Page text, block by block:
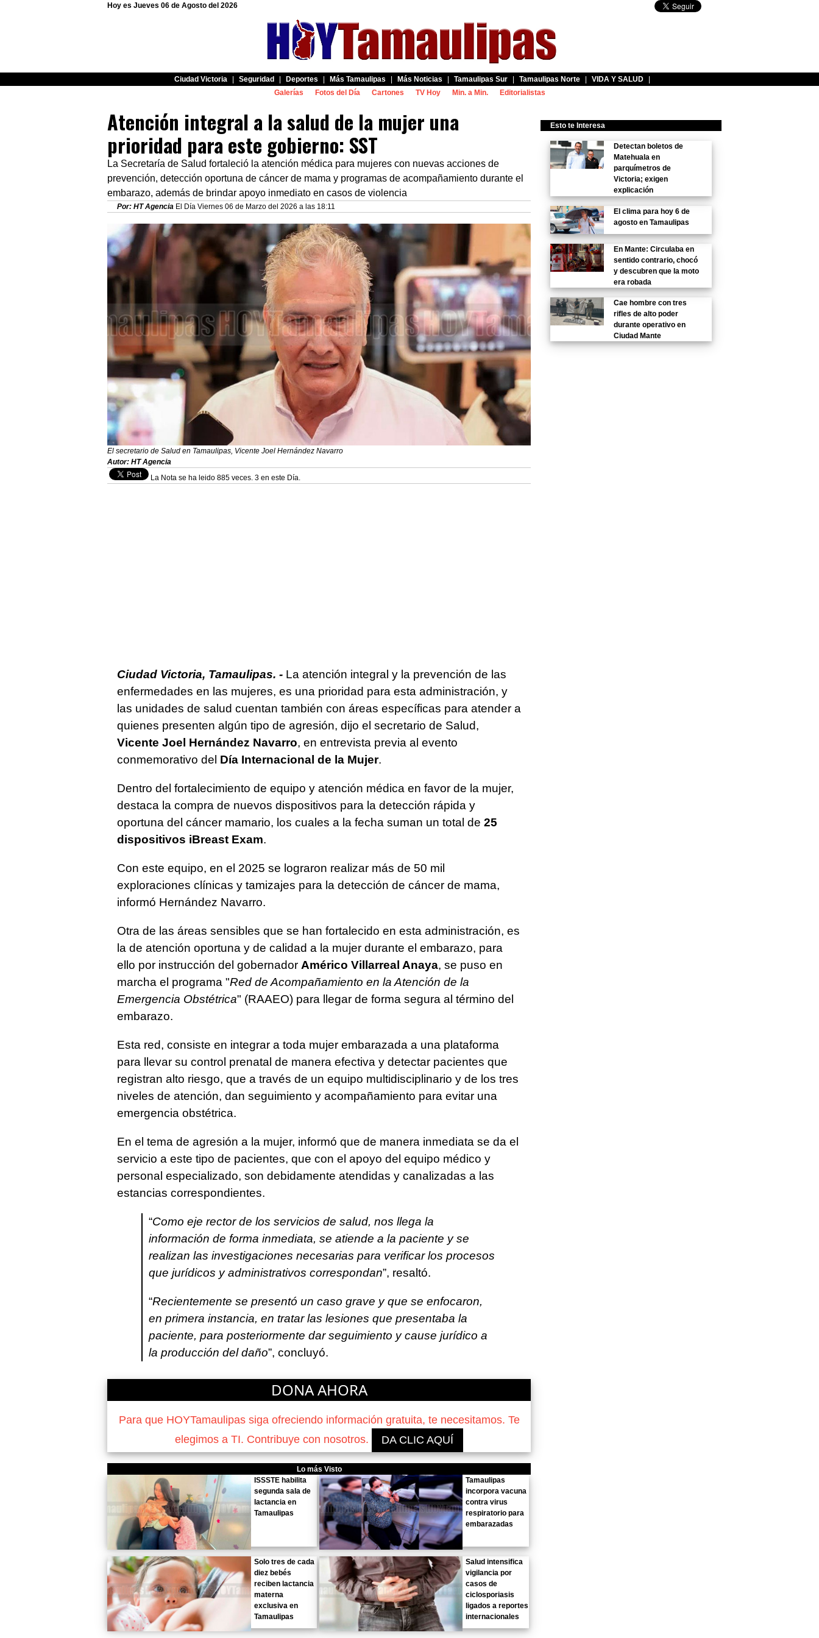
Hoy es Jueves 06 de Agosto del 2026
Ciudad Victoria Seguridad Deportes Más Tamaulipas Más Noticias Tamaulipas Sur Tamaulipas Norte VIDA Y SALUD
Galerías
Fotos del Día Cartones TV Hoy Min. a Min. Editorialistas
Atención integral a la salud de la mujer una
prioridad para este gobierno: SST
La Secretaría de Salud fortaleció la atención médica para mujeres con nuevas acciones de
prevención, detección oportuna de cáncer de mama y programas de acompañamiento durante el
embarazo, además de brindar apoyo inmediato en casos de violencia
Por: HT Agencia El Día Viernes 06 de Marzo del 2026 a las 18:11
El secretario de Salud en Tamaulipas, Vicente Joel Hernández Navarro
Autor: HT Agencia
La Nota se ha leido 885 veces. 3 en este Día.
Ciudad Victoria, Tamaulipas. - La atención integral y la prevención de las
enfermedades en las mujeres, es una prioridad para esta administración, y
las unidades de salud cuentan también con áreas específicas para atender a
quienes presenten algún tipo de agresión, dijo el secretario de Salud,
Vicente Joel Hernández Navarro, en entrevista previa al evento
conmemorativo del Día Internacional de la Mujer.
Dentro del fortalecimiento de equipo y atención médica en favor de la mujer,
destaca la compra de nuevos dispositivos para la detección rápida y
oportuna del cáncer mamario, los cuales a la fecha suman un total de 25
dispositivos iBreast Exam.
Con este equipo, en el 2025 se lograron realizar más de 50 mil
exploraciones clínicas y tamizajes para la detección de cáncer de mama,
informó Hernández Navarro.
Otra de las áreas sensibles que se han fortalecido en esta administración, es
la de atención oportuna y de calidad a la mujer durante el embarazo, para
ello por instrucción del gobernador Américo Villarreal Anaya, se puso en
marcha el programa "Red de Acompañamiento en la Atención de la
Emergencia Obstétrica" (RAAEO) para llegar de forma segura al término del
embarazo.
Esta red, consiste en integrar a toda mujer embarazada a una plataforma
para llevar su control prenatal de manera efectiva y detectar pacientes que
registran alto riesgo, que a través de un equipo multidisciplinario y de los tres
niveles de atención, dan seguimiento y acompañamiento para evitar una
emergencia obstétrica.
En el tema de agresión a la mujer, informó que de manera inmediata se da el
servicio a este tipo de pacientes, que con el apoyo del equipo médico y
personal especializado, son debidamente atendidas y canalizadas a las
estancias correspondientes.
“Como eje rector de los servicios de salud, nos llega la
información de forma inmediata, se atiende a la paciente y se
realizan las investigaciones necesarias para verificar los procesos
que jurídicos y administrativos correspondan”, resaltó.
“Recientemente se presentó un caso grave y que se enfocaron,
en primera instancia, en tratar las lesiones que presentaba la
paciente, para posteriormente dar seguimiento y cause jurídico a
la producción del daño”, concluyó.
DONA AHORA
Para que HOYTamaulipas siga ofreciendo información gratuita, te necesitamos. Te
elegimos a TI. Contribuye con nosotros.
DA CLIC AQUÍ
Lo más Visto
ISSSTE habilita
segunda sala de
lactancia en
Tamaulipas
Tamaulipas
incorpora vacuna
contra virus
respiratorio para
embarazadas
Solo tres de cada
diez bebés
reciben lactancia
materna
exclusiva en
Tamaulipas
Salud intensifica
vigilancia por
casos de
ciclosporiasis
ligados a reportes
internacionales
Esto te Interesa
Detectan boletos de
Matehuala en
parquímetros de
Victoria; exigen
explicación
El clima para hoy 6 de
agosto en Tamaulipas
En Mante: Circulaba en
sentido contrario, chocó
y descubren que la moto
era robada
Cae hombre con tres
rifles de alto poder
durante operativo en
Ciudad Mante